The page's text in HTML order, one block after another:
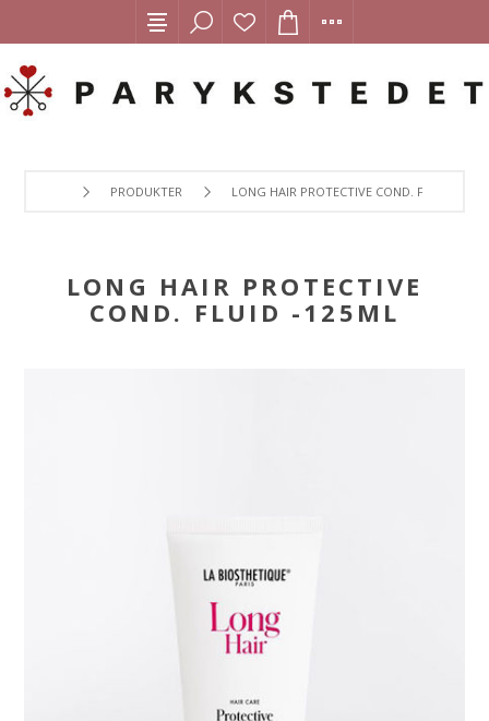
PRODUKTER LONG HAIR PROTECTIVE COND. FLUID -
LONG HAIR PROTECTIVE
COND. FLUID -125ML